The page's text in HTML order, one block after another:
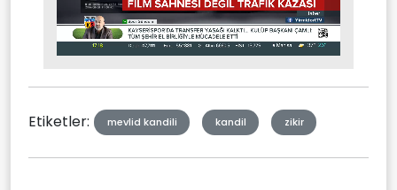
Mute Stream
Etiketler: mevlid kandili kandil zikir